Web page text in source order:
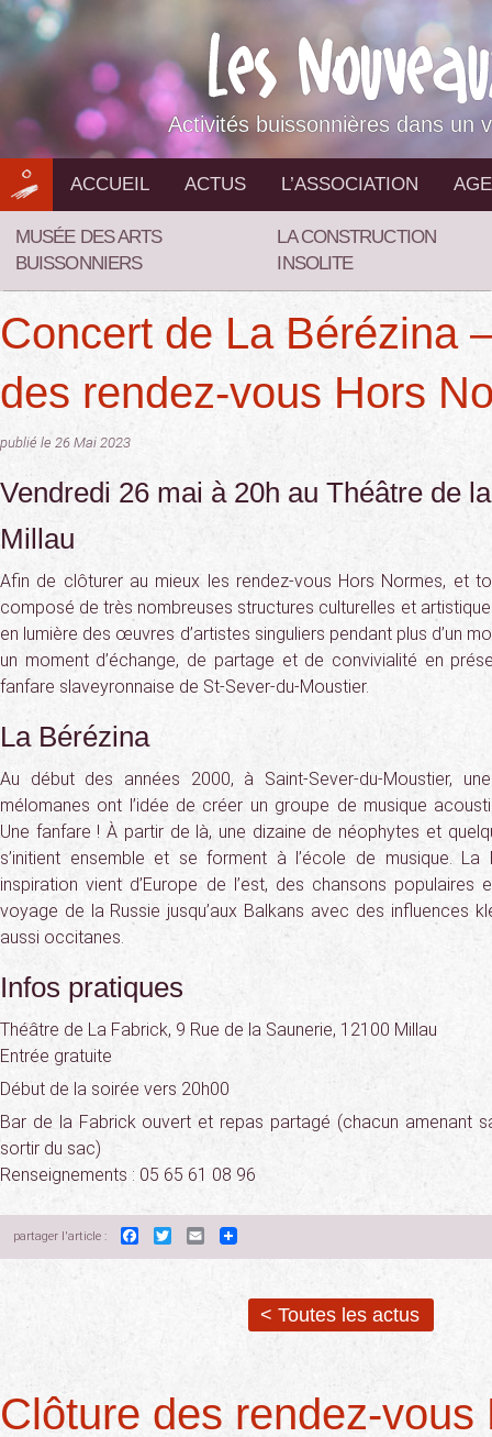
Aller
au
contenu
Activités buissonnières dans un
ACCUEIL ACTUS L’ASSOCIATION
MUSÉE DES ARTS
BUISSONNIERS
LA CONSTRUCTION
INSOLITE
Concert de La Bérézina
des rendez-vous Hors
publié le 26 Mai 2023
Vendredi 26 mai à 20h au Théâtre de
Millau
Afin de clôturer au mieux les rendez-vous Hors Normes, et
composé de très nombreuses structures culturelles et
en lumière des œuvres d’artistes singuliers pendant plus d’un
un moment d’échange, de partage et de convivialité en
fanfare slaveyronnaise de St-Sever-du-Moustier.
La Bérézina
Au début des années 2000, à Saint-Sever-du-Moustier,
mélomanes ont l’idée de créer un groupe de musique
Une fanfare ! À partir de là, une dizaine de néophytes et
s’initient ensemble et se forment à l’école de musique.
inspiration vient d’Europe de l’est, des chansons populaires
voyage de la Russie jusqu’aux Balkans avec des influences
aussi occitanes.
Infos pratiques
Théâtre de La Fabrick, 9 Rue de la Saunerie, 12100 Millau
Entrée gratuite
Début de la soirée vers 20h00
Bar de la Fabrick ouvert et repas partagé (chacun amenant
sortir du sac)
Renseignements : 05 65 61 08 96
partager l'article : Facebook
TwitterEmail
< Toutes les actus
Clôture des rendez-vous